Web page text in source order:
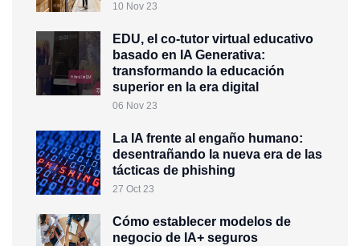
10 Nov 23
EDU, el co-tutor virtual educativo
basado en IA Generativa:
transformando la educación
superior en la era digital
06 Nov 23
La IA frente al engaño humano:
desentrañando la nueva era de las
tácticas de phishing
27 Oct 23
Cómo establecer modelos de
negocio de IA+ seguros